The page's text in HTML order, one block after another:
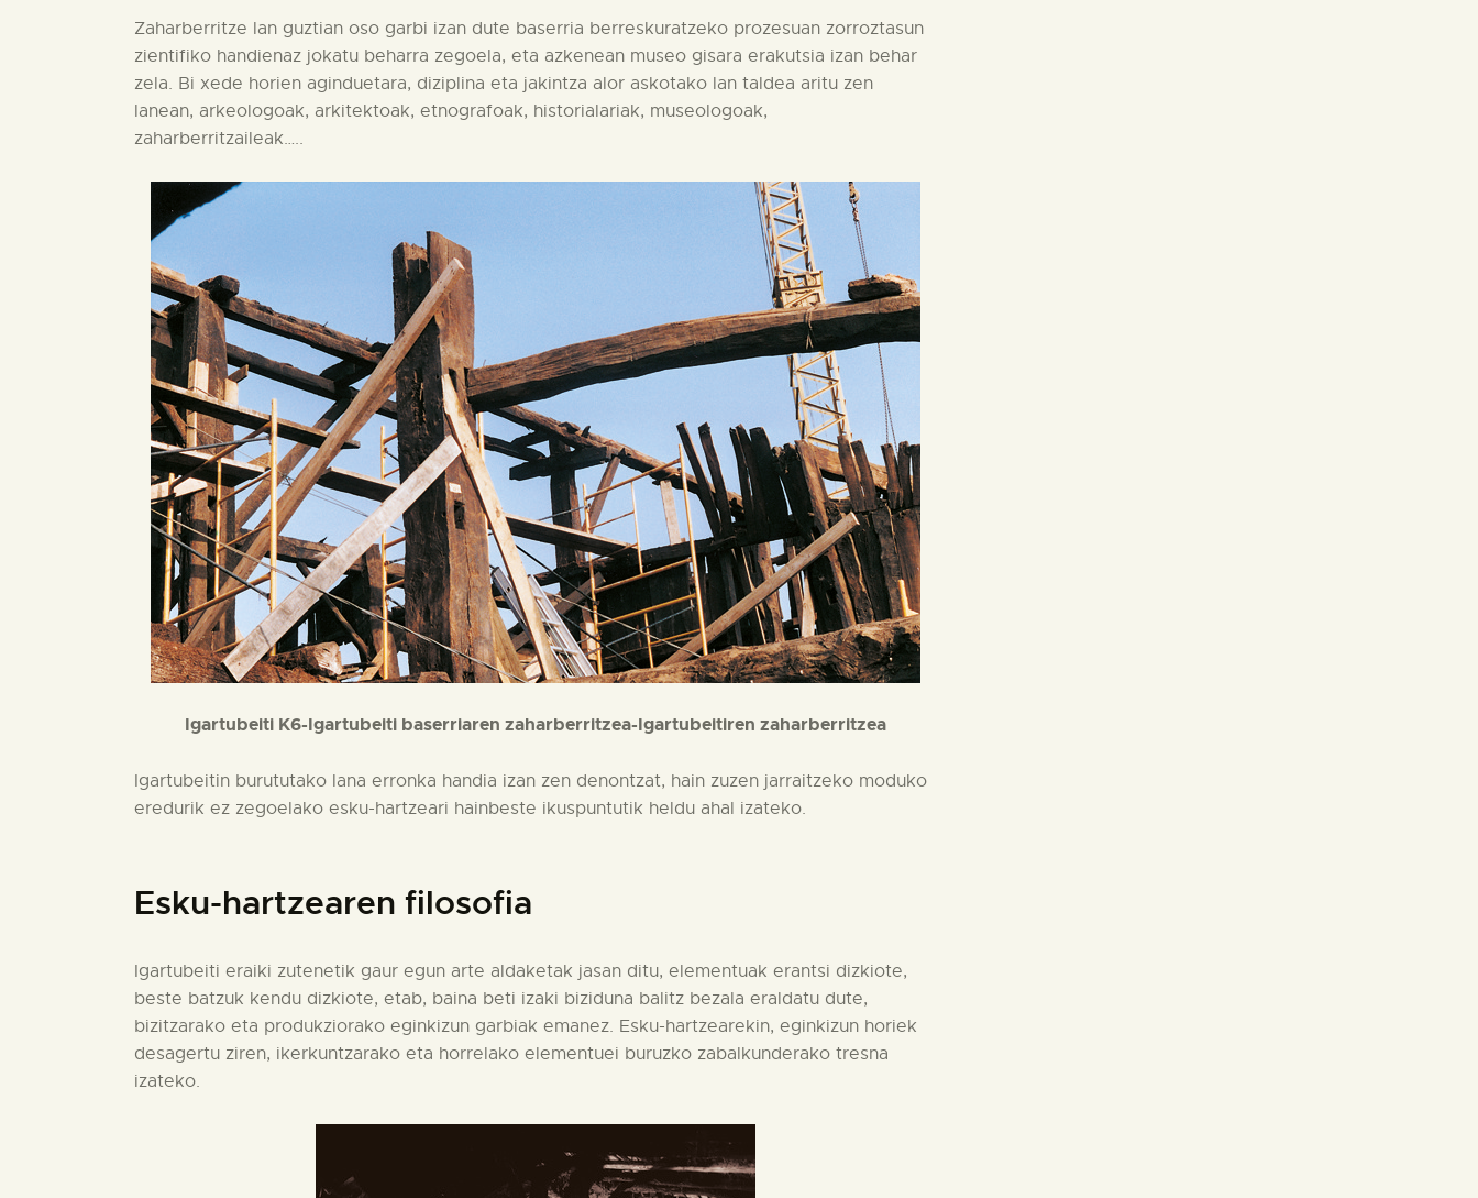
Zaharberritze lan guztian oso garbi izan dute baserria berreskuratzeko prozesuan zorroztasun
zientifiko handienaz jokatu beharra zegoela, eta azkenean museo gisara erakutsia izan behar
zela. Bi xede horien aginduetara, diziplina eta jakintza alor askotako lan taldea aritu zen
lanean, arkeologoak, arkitektoak, etnografoak, historialariak, museologoak,
zaharberritzaileak…..
Igartubeiti K6-Igartubeiti baserriaren zaharberritzea-Igartubeitiren zaharberritzea
Igartubeitin burututako lana erronka handia izan zen denontzat, hain zuzen jarraitzeko moduko
eredurik ez zegoelako esku-hartzeari hainbeste ikuspuntutik heldu ahal izateko.
Esku-hartzearen filosofia
Igartubeiti eraiki zutenetik gaur egun arte aldaketak jasan ditu, elementuak erantsi dizkiote,
beste batzuk kendu dizkiote, etab, baina beti izaki biziduna balitz bezala eraldatu dute,
bizitzarako eta produkziorako eginkizun garbiak emanez. Esku-hartzearekin, eginkizun horiek
desagertu ziren, ikerkuntzarako eta horrelako elementuei buruzko zabalkunderako tresna
izateko.